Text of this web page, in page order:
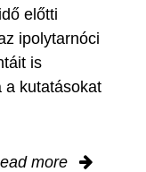
előtti
ipolytarnóci
is
a kutatásokat
more